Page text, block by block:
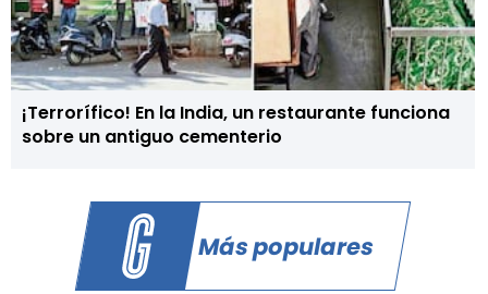
¡Terrorífico! En la India, un restaurante funciona
sobre un antiguo cementerio
Más populares